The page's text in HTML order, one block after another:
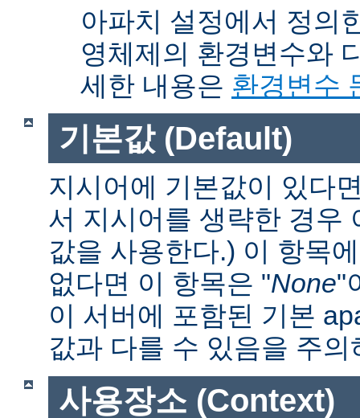
아파치 설정에서 정의
영체제의 환경변수와
세한 내용은 환경변수
기본값 (Default)
지시어에 기본값이 있다
서 지시어를 생략한 경우
값을 사용한다.) 이 항목
없다면 이 항목은 "None"
이 서버에 포함된 기본
값과 다를 수 있음을 주의
사용장소 (Context)